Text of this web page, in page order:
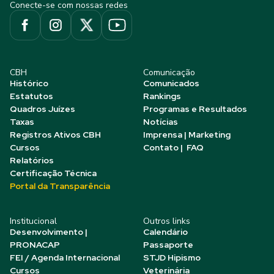
Conecte-se com nossas redes
CBH
Histórico
Estatutos
Quadros Juízes
Taxas
Registros Ativos CBH
Cursos
Relatórios
Certificação Técnica
Portal da Transparência
Comunicação
Comunicados
Rankings
Programas e Resultados
Notícias
Imprensa | Marketing
Contato | FAQ
Institucional
Desenvolvimento |
PRONACAP
FEI / Agenda Internacional
Cursos
Outros links
Calendário
Passaporte
STJD Hipismo
Veterinária